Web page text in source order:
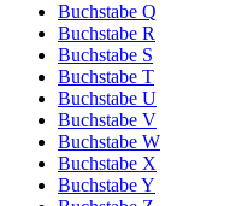
Buchstabe Q
Buchstabe R
Buchstabe S
Buchstabe T
Buchstabe U
Buchstabe V
Buchstabe W
Buchstabe X
Buchstabe Y